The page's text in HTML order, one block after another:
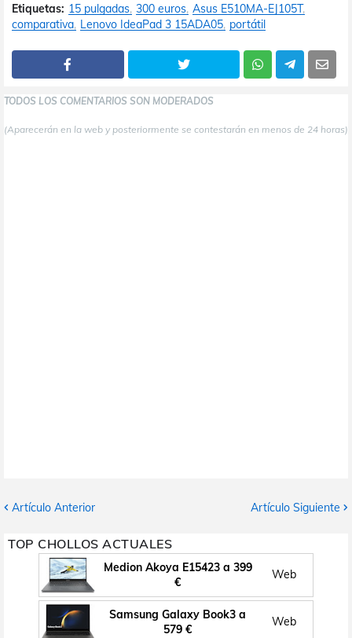
Etiquetas: 15 pulgadas 300 euros Asus E510MA-EJ105T
comparativa Lenovo IdeaPad 3 15ADA05 portátil
TODOS LOS COMENTARIOS SON MODERADOS
(Aparecerán en la web y posteriormente se contestarán en menos de 24 horas)
Artículo Anterior Artículo Siguiente
TOP CHOLLOS ACTUALES
Medion Akoya E15423 a 399
€
Web
Samsung Galaxy Book3 a
579 €
Web